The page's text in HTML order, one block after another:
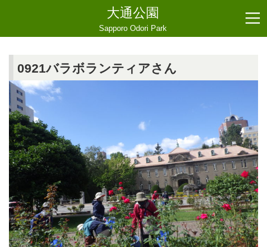
大通公園
Sapporo Odori Park
0921バラボランティアさん